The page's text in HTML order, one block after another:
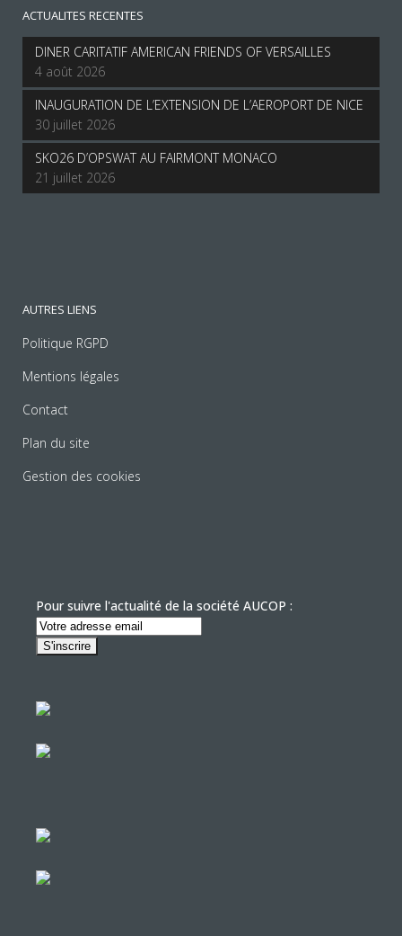
ACTUALITES RECENTES
DINER CARITATIF AMERICAN FRIENDS OF VERSAILLES
4 août 2026
INAUGURATION DE L’EXTENSION DE L’AEROPORT DE NICE
30 juillet 2026
SKO26 D’OPSWAT AU FAIRMONT MONACO
21 juillet 2026
AUTRES LIENS
Politique RGPD
Mentions légales
Contact
Plan du site
Gestion des cookies
Pour suivre l'actualité de la société AUCOP :